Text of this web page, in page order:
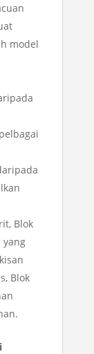
model
Blok
yang
Blok